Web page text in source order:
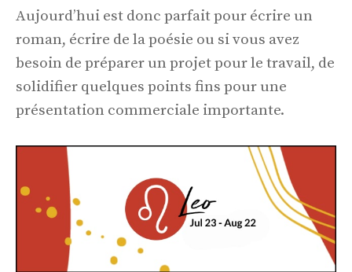
Aujourd’hui est donc parfait pour écrire un
roman, écrire de la poésie ou si vous avez
besoin de préparer un projet pour le travail, de
solidifier quelques points fins pour une
présentation commerciale importante.